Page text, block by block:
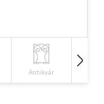
Antikvár